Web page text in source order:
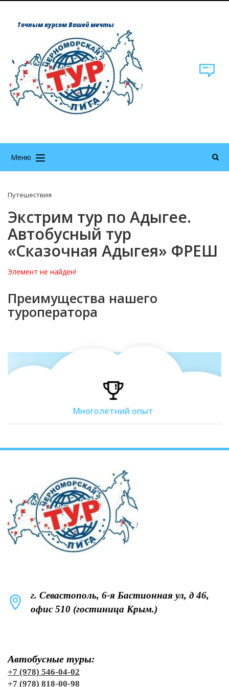
Точным курсом Вашей мечты
Меню
Путешествия
Экстрим тур по Адыгее.
Автобусный тур
«Сказочная Адыгея» ФРЕШ
Элемент не найден!
Преимущества нашего
туроператора
Многолетний опыт
г. Севастополь, 6-я Бастионная ул, д 46,
офис 510 (гостиница Крым.)
Автобусные туры:
+7 (978) 546-04-02
+7 (978) 818-00-98